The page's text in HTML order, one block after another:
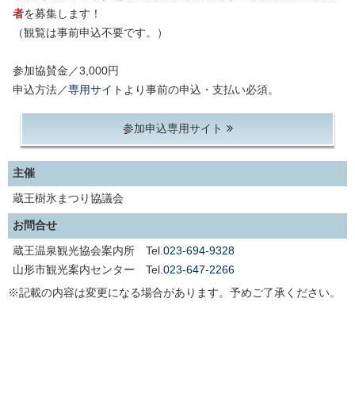
者を募集します！
（観覧は事前申込不要です。）
参加協賛金／3,000円
申込方法／専用サイト より事前の申込・支払い必須。
参加申込専用サイト
主催
蔵王樹氷まつり協議会
お問合せ
蔵王温泉観光協会案内所 Tel. 023-694-9328
山形市観光案内センター Tel. 023-647-2266
※記載の内容は変更になる場合があります。予めご了承ください。